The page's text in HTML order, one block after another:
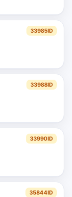
33985ID
33988ID
33990ID
35844ID